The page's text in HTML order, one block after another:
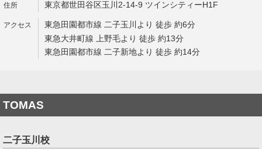
東京都世田谷区玉川2-14-9 ツインシティーH1F
東急田園都市線 二子玉川より 徒歩 約6分
東急大井町線 上野毛より 徒歩 約13分
東急田園都市線 二子新地より 徒歩 約14分
TOMAS
二子玉川校